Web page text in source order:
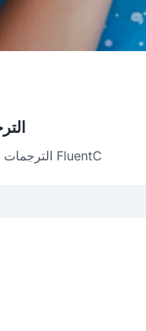
الترجمات الذكية لمواقع ووردبريس هي مفتاح نجاح FluentC